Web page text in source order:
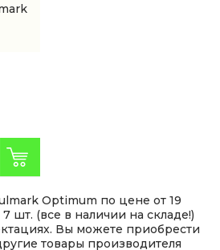
Optimum по цене от 19
шт. (все в наличии на складе!)
Вы можете приобрести
товары производителя